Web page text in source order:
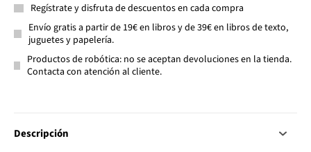
Regístrate y disfruta de descuentos en cada compra
Envío gratis a partir de 19€ en libros y de 39€ en libros de texto,
juguetes y papelería.
Productos de robótica: no se aceptan devoluciones en la tienda.
Contacta con atención al cliente.
Descripción